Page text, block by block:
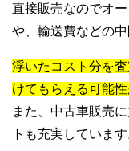
直接販売なのでオ
や、輸送費などの
浮いたコスト分を
けてもらえる可能性
また、中古車販売
トも充実しています